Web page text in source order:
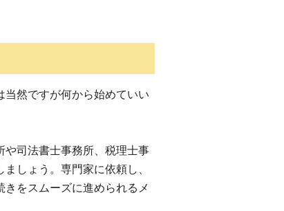
然ですが何から始めていい
や司法書士事務所、税理士事
しょう。専門家に依頼し、
をスムーズに進められるメ